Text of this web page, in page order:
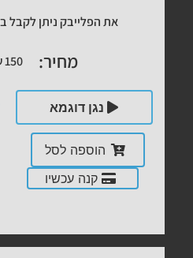
את הפלייבק ניתן לקבל
מחיר: 150
נגן דוגמא
הוספה לסל
קנה עכשיו